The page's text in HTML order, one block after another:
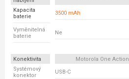
Kapacita
baterie
3500 mAh
Vyměnitelná
baterie
Ne
Konektivita Motorola One Action
Systémový
konektor
USB-C